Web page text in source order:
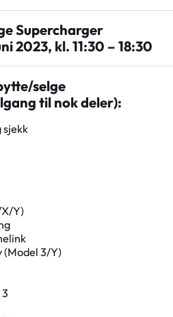
Supercharger
2023, kl. 11:30 – 18:30
selge
til nok deler):
sjekk
Y)
(Model 3/Y)